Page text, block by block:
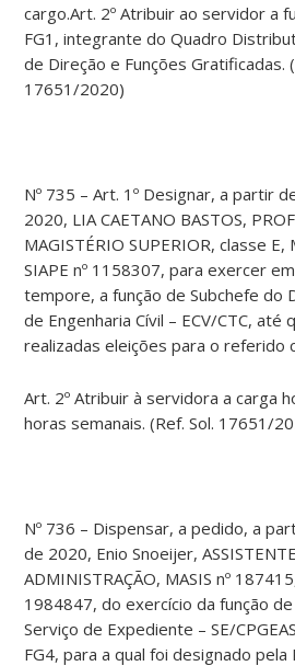
cargo.Art. 2º Atribuir ao servidor a
FG1, integrante do Quadro
de Direção e Funções Gratificadas.
17651/2020)
Nº 735 – Art. 1º Designar, a partir
2020, LIA CAETANO BASTOS,
MAGISTÉRIO SUPERIOR, classe E,
SIAPE nº 1158307, para exercer
tempore, a função de Subchefe do
de Engenharia Cívil – ECV/CTC, até
realizadas eleições para o referido
Art. 2º Atribuir à servidora a carga
horas semanais. (Ref. Sol. 17651/
Nº 736 – Dispensar, a pedido, a
de 2020, Enio Snoeijer,
ADMINISTRAÇÃO, MASIS nº
1984847, do exercício da função
Serviço de Expediente – SE/
FG4, para a qual foi designado pela